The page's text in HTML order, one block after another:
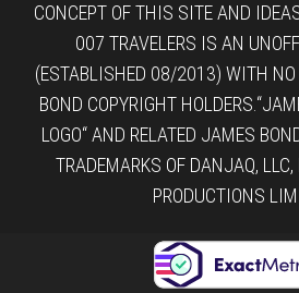
CONCEPT OF THIS SITE AND
007 TRAVELERS IS AN
(ESTABLISHED 08/2013) WITH
BOND COPYRIGHT
LOGO“ AND RELATED JAMES
TRADEMARKS OF DANJAQ, LLC,
PRODUCTIONS